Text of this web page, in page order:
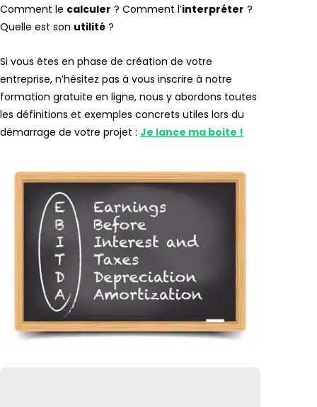
Comment le calculer ? Comment l’interpréter ?
Quelle est son utilité ?
Si vous êtes en phase de création de votre
entreprise, n’hésitez pas à vous inscrire à notre
formation gratuite en ligne, nous y abordons toutes
les définitions et exemples concrets utiles lors du
démarrage de votre projet : Je lance ma boite !